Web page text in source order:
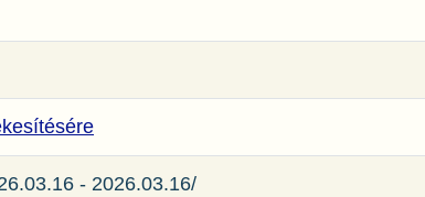
- 2026.03.16/